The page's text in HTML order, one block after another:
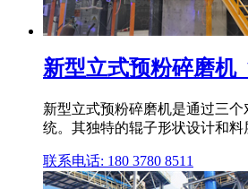
新型立式预粉碎磨机
新型立式预粉碎磨机是通过三
统。其独特的辊子形状设计和
联系电话: 180 3780 8511